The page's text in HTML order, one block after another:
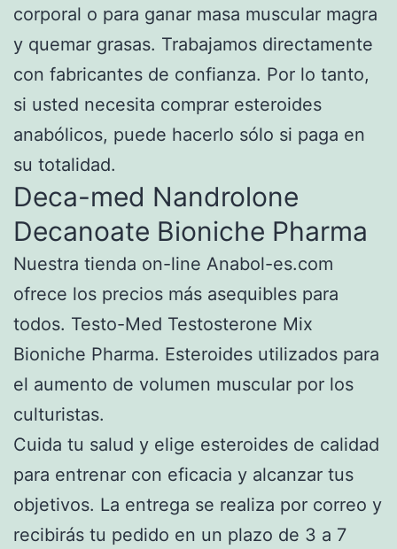
corporal o para ganar masa muscular magra
y quemar grasas. Trabajamos directamente
con fabricantes de confianza. Por lo tanto,
si usted necesita comprar esteroides
anabólicos, puede hacerlo sólo si paga en
su totalidad.
Deca-med Nandrolone
Decanoate Bioniche Pharma
Nuestra tienda on-line Anabol-es.com
ofrece los precios más asequibles para
todos. Testo-Med Testosterone Mix
Bioniche Pharma. Esteroides utilizados para
el aumento de volumen muscular por los
culturistas.
Cuida tu salud y elige esteroides de calidad
para entrenar con eficacia y alcanzar tus
objetivos. La entrega se realiza por correo y
recibirás tu pedido en un plazo de 3 a 7